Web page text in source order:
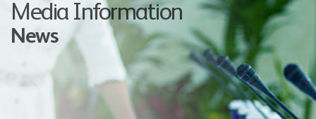
Media Information
News